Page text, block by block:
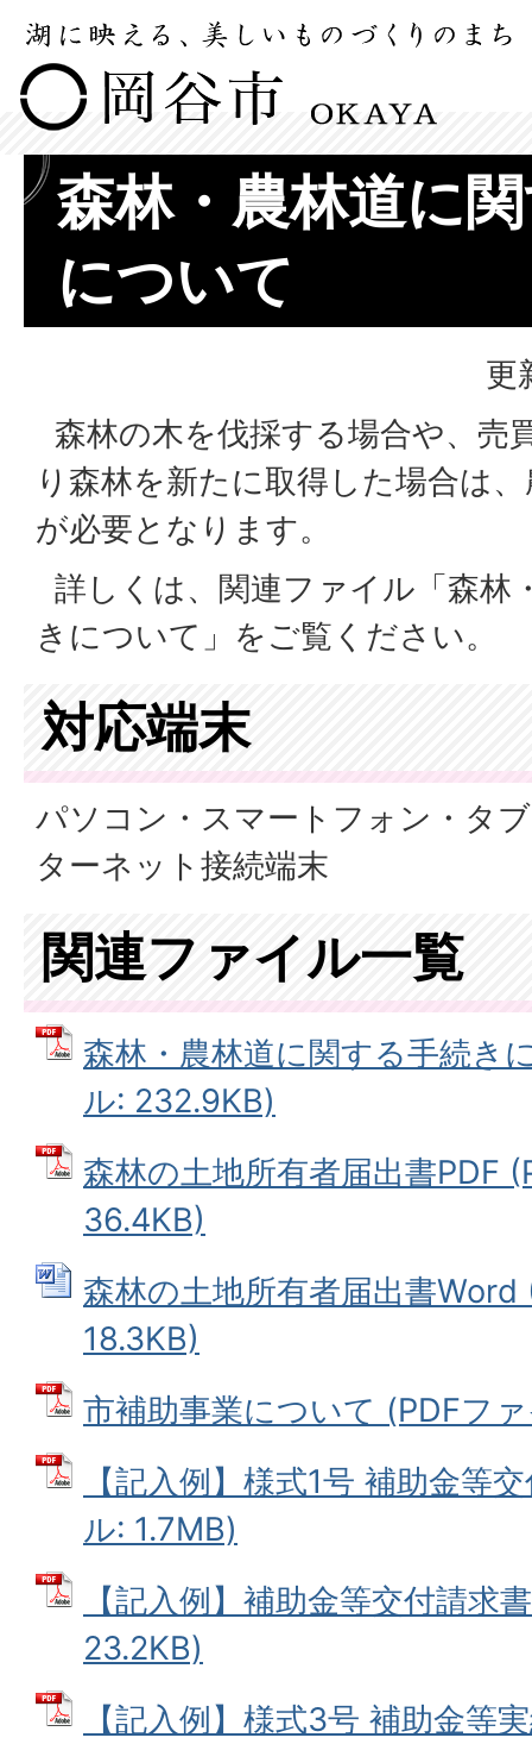
森林・農林道に
について
更
森林の木を伐採する場合や、売
り森林を新たに取得した場合は
が必要となります。
詳しくは、関連ファイル「森林
きについて」をご覧ください。
対応端末
パソコン・スマートフォン・タ
ターネット接続端末
関連ファイル一覧
森林・農林道に関する手続き
ル: 232.9KB)
森林の土地所有者届出書PDF
36.4KB)
森林の土地所有者届出書
18.3KB)
市補助事業について (PDFフ
【記入例】様式1号 補助金等
ル: 1.7MB)
【記入例】補助金等交付請求
23.2KB)
【記入例】様式3号 補助金等